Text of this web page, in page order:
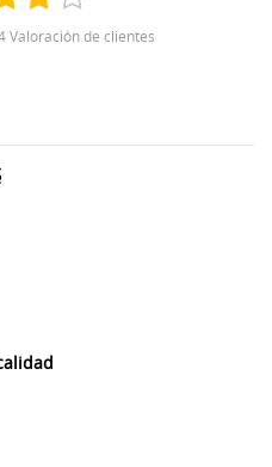
Valoración de clientes